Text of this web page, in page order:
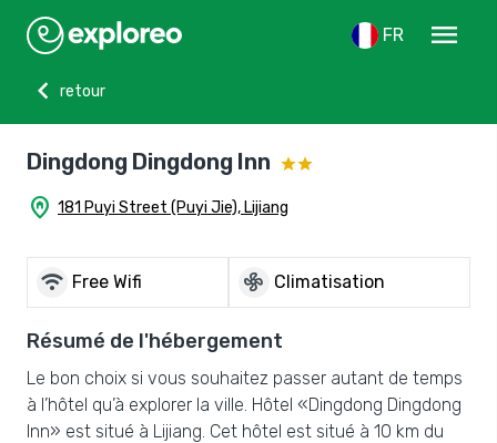
FR
menu
chevron_left
retour
Dingdong Dingdong Inn
home_pin 181 Puyi Street (Puyi Jie), Lijiang
wifi Free Wifi mode_fan Climatisation
Résumé de l'hébergement
Le bon choix si vous souhaitez passer autant de temps
à l’hôtel qu’à explorer la ville. Hôtel «Dingdong Dingdong
Inn» est situé à Lijiang. Cet hôtel est situé à 10 km du